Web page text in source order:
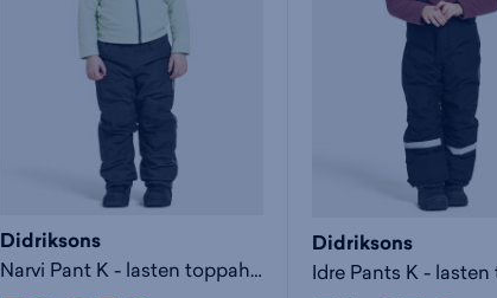
Didriksons
Narvi Pant K - lasten toppahousut
Didriksons